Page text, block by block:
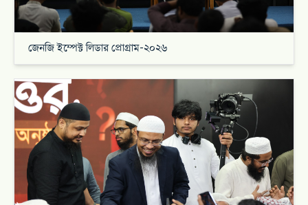
জেনজি ইম্পেক্ট লিডার প্রোগ্রাম-২০২৬